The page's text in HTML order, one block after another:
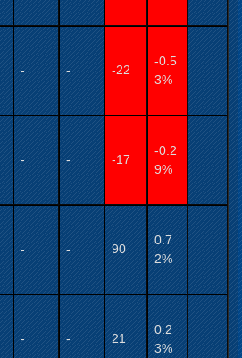
- - -22
-0.5
3%
- - -17
-0.2
9%
- - 90
0.7
2%
- - 21
0.2
3%